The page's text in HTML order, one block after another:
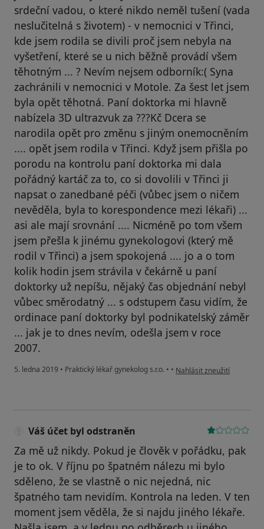
srdeční vadou, o které nikdo neměl tušení (vada
neslučitelná s životem) - v nemocnici v Třinci,
kde jsem rodila se divili proč jsem nebyla na
vyšetření, které se u nich běžně provádí všem
těhotným ... ? Nevím nejsem odborník:( Syna
zachránili v nemocnici v Motole. Za šest let jsem
byla opět těhotná. Paní doktorka mi hlavně
nabízela 3D ultrazvuk za ???Kč Dcera se
narodila opět pro změnu s jiným onemocněním
.... opět jsem rodila v Třinci. Když jsem přišla po
porodu na kontrolu paní doktorka mi dala
pořádný kartáč za to, co si dovolili v Třinci ji
napsat o zanedbané péči (vůbec jsem o ničem
nevěděla, byla to korespondence mezi lékaři) ...
asi ale mají srovnání .... Nicméně po tom všem
jsem přešla k jinému gynekologovi (který mě
rodil v Třinci) a jsem spokojená .... jo a o tom
kolik hodin jsem strávila v čekárně u paní
doktorky už nepíšu, nějaký čas objednání nebyl
vůbec směrodatný ... s odstupem času vidím, že
ordinace paní doktorky byl podnikatelský záměr
... jak je to dnes nevím, odešla jsem v roce
2007.
5. ledna 2019 • Praktický lékař gynekolog s.r.o. • • podle názoru uživatele
Nahlásit zneužití
Váš účet byl odstraněn
Za mě už nikdy. Pokud je člověk v pořádku, pak
je to ok. V říjnu po špatném nálezu mi bylo
sděleno, že se vlastně o nic nejedná, nic
špatného tam nevidím. Kontrola na leden. V ten
moment jsem věděla, že si najdu jiného lékaře.